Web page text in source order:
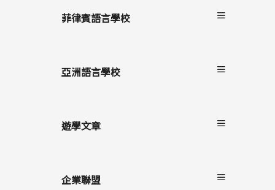
服務流程
雙國遊學
菲律賓語言學校
碧瑤
克拉克
亞洲語言學校
遊學文章
遊學懶人包
企業聯盟